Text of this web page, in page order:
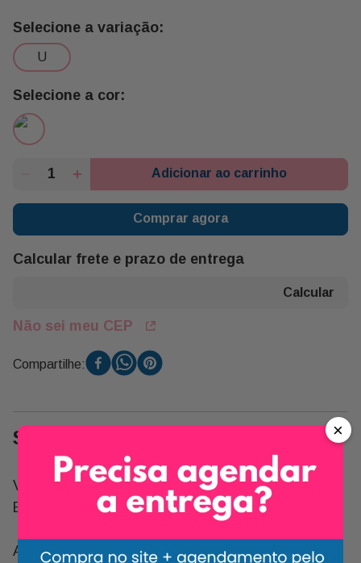
u
Adicionar ao carrinho
Comprar agora
Calcular frete e prazo de entrega
Não sei meu CEP
Compartilhe:
Sobre o Produto
Venda Proibida para Menores de 18 Anos.
Beba com Moderação. Se For Dirigir, Não Beba!
A Cerveja Heineken Premium Pilsen Lager É Uma
×